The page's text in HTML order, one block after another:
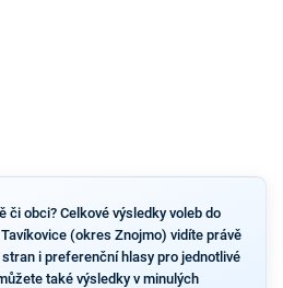
či obci? Celkové výsledky voleb do
(okres Znojmo) vidíte právě
i preferenční hlasy pro jednotlivé
také výsledky v minulých